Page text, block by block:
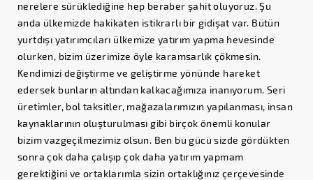
nerelere sürüklediğine hep beraber şahit oluyoruz. Şu
anda ülkemizde hakikaten istikrarlı bir gidişat var. Bütün
yurtdışı yatırımcıları ülkemize yatırım yapma hevesinde
olurken, bizim üzerimize öyle karamsarlık çökmesin.
Kendimizi değiştirme ve geliştirme yönünde hareket
edersek bunların altından kalkacağımıza inanıyorum. Seri
üretimler, bol taksitler, mağazalarımızın yapılanması, insan
kaynaklarının oluşturulması gibi birçok önemli konular
bizim vazgeçilmezimiz olsun. Ben bu gücü sizde gördükten
sonra çok daha çalışıp çok daha yatırım yapmam
gerektiğini ve ortaklarımla sizin ortaklığınız çerçevesinde